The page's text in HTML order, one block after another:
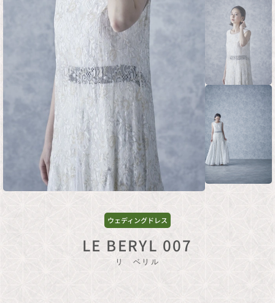
ウェディングドレス
LE BERYL 007
リ ベリル